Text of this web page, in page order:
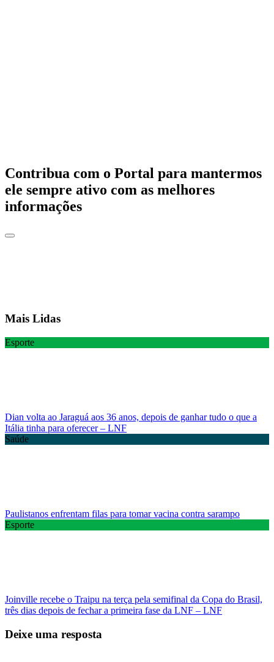
Contribua com o Portal para mantermos
ele sempre ativo com as melhores
informações
Mais Lidas
Esporte
Dian volta ao Jaraguá aos 36 anos, depois de ganhar tudo o que a
Itália tinha para oferecer – LNF
Saúde
Paulistanos enfrentam filas para tomar vacina contra sarampo
Esporte
Joinville recebe o Traipu na terça pela semifinal da Copa do Brasil,
três dias depois de fechar a primeira fase da LNF – LNF
Deixe uma resposta